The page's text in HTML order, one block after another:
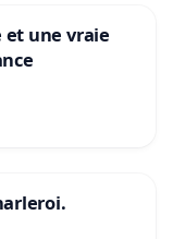
et une vraie